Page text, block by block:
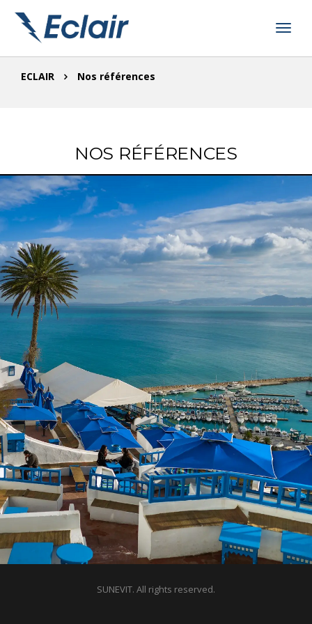
ECLAIR Nos références
NOS RÉFÉRENCES
SUNEVIT. All rights reserved.